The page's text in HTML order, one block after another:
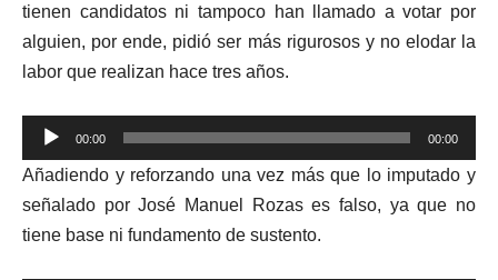
tienen candidatos ni tampoco han llamado a votar por
alguien, por ende, pidió ser más rigurosos y no elodar la
labor que realizan hace tres años.
Reproductor
de
audio
00:00 00:00
Añadiendo y reforzando una vez más que lo imputado y
señalado por José Manuel Rozas es falso, ya que no
tiene base ni fundamento de sustento.